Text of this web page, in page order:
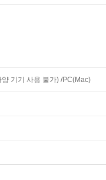
기기 사용 불가) /PC(Mac)